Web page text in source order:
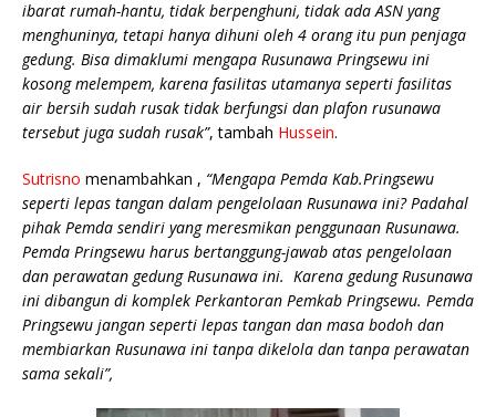
ibarat rumah-hantu, tidak berpenghuni, tidak ada ASN yang
menghuninya, tetapi hanya dihuni oleh 4 orang itu pun penjaga
gedung. Bisa dimaklumi mengapa Rusunawa Pringsewu ini
kosong melempem, karena fasilitas utamanya seperti fasilitas
air bersih sudah rusak tidak berfungsi dan plafon rusunawa
tersebut juga sudah rusak”, tambah Hussein.
Sutrisno menambahkan , “Mengapa Pemda Kab.Pringsewu
seperti lepas tangan dalam pengelolaan Rusunawa ini? Padahal
pihak Pemda sendiri yang meresmikan penggunaan Rusunawa.
Pemda Pringsewu harus bertanggung-jawab atas pengelolaan
dan perawatan gedung Rusunawa ini. Karena gedung Rusunawa
ini dibangun di komplek Perkantoran Pemkab Pringsewu. Pemda
Pringsewu jangan seperti lepas tangan dan masa bodoh dan
membiarkan Rusunawa ini tanpa dikelola dan tanpa perawatan
sama sekali”,